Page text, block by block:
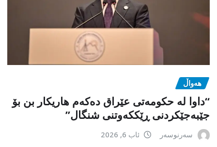
هەواڵ
“داوا لە حكومەتی عێراق دەكەم هاریكار بن بۆ
جێبەجێكردنی ڕێككەوتنی شنگال”
سەرنوسەر ئاب 6, 2026